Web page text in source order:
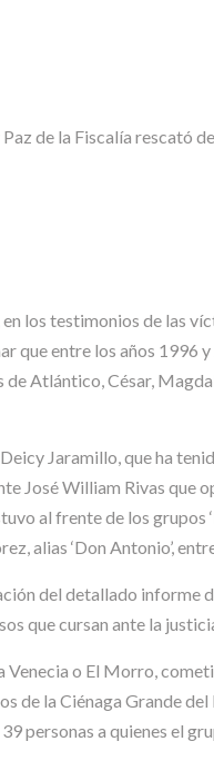
de la Fiscalía rescató
los testimonios de las
que entre los años 1996
Atlántico, César,
Jaramillo, que ha
José William Rivas que
al frente de los grupos
alias ‘Don Antonio’,
del detallado informe
que cursan ante la
Venecia o El Morro,
de la Ciénaga Grande
personas a quienes el